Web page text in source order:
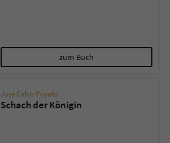
zum Buch
José Calvo Poyato
Schach der Königin